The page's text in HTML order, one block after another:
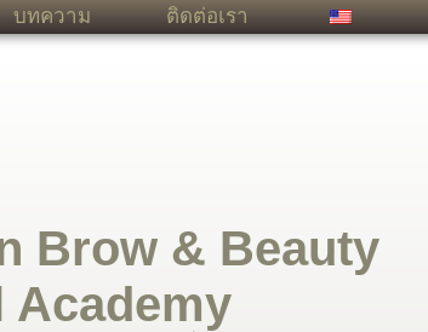
บทความ ติดต่อเรา
Brow & Beauty
Academy